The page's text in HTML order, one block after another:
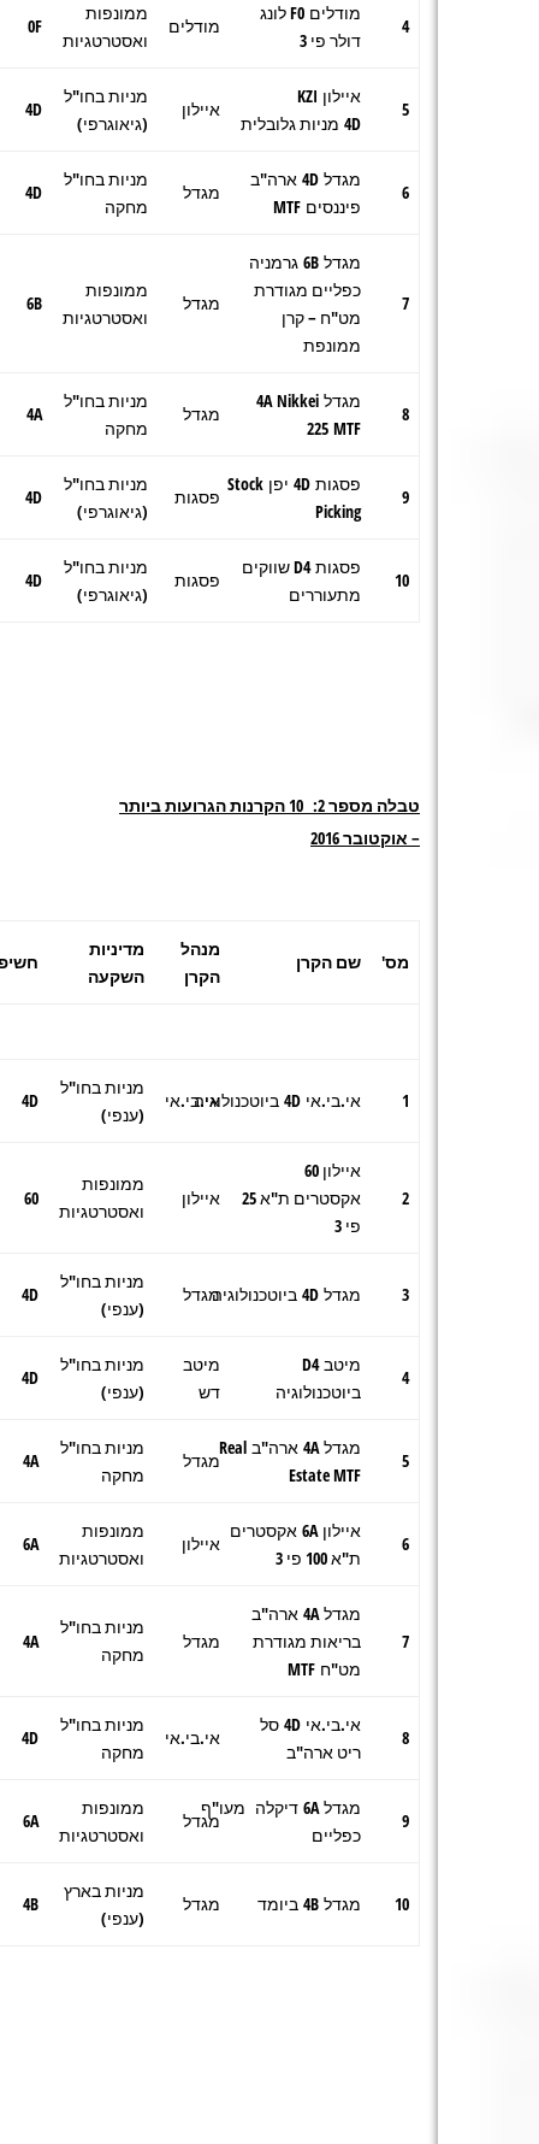
4
מודלים F0 לונג
דולר פי 3
מודלים
ממונפות
ואסטרטגיות
0F
5
איילון KZI
4D מניות גלובלית
איילון
מניות בחו"ל
(גיאוגרפי)
4D
6
מגדל 4D ארה"ב
פיננסים MTF
מגדל
מניות בחו"ל
מחקה
4D
7
מגדל 6B גרמניה
כפליים מגודרת
מט"ח – קרן
ממונפת
מגדל
ממונפות
ואסטרטגיות
6B
8
מגדל 4A Nikkei
225 MTF
מגדל
מניות בחו"ל
מחקה
4A
9
פסגות 4D יפן Stock
Picking
פסגות
מניות בחו"ל
(גיאוגרפי)
4D
10
פסגות D4 שווקים
מתעוררים
פסגות
מניות בחו"ל
(גיאוגרפי)
4D
טבלה מספר 2: 10 הקרנות הגרועות ביותר
– אוקטובר 2016
מס' שם הקרן
מנהל
הקרן
מדיניות
השקעה
1 אי.בי.אי 4D ביוטכנולוגיה אי.בי.אי
מניות בחו"ל
(ענפי)
4D
2
איילון 60
אקסטרים ת"א 25
פי 3
איילון
ממונפות
ואסטרטגיות
60
3 מגדל 4D ביוטכנולוגיה מגדל
מניות בחו"ל
(ענפי)
4D
4
מיטב D4
ביוטכנולוגיה
מיטב
דש
מניות בחו"ל
(ענפי)
4D
5
מגדל 4A ארה"ב Real
Estate MTF
מגדל
מניות בחו"ל
מחקה
4A
6
איילון 6A אקסטרים
ת"א 100 פי 3
איילון
ממונפות
ואסטרטגיות
6A
7
מגדל 4A ארה"ב
בריאות מגודרת
מט"ח MTF
מגדל
מניות בחו"ל
מחקה
4A
8
אי.בי.אי 4D סל
ריט ארה"ב
אי.בי.אי
מניות בחו"ל
מחקה
4D
9
מגדל 6A דיקלה מעו"ף
כפליים
מגדל
ממונפות
ואסטרטגיות
6A
10 מגדל 4B ביומד מגדל
מניות בארץ
(ענפי)
4B